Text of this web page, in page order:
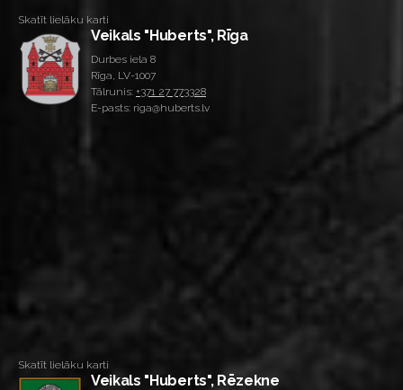
Skatīt lielāku karti
Veikals "Huberts", Rīga
Durbes iela 8
Rīga, LV-1007
Tālrunis: +371 27 773328
E-pasts: riga@huberts.lv
Skatīt lielāku karti
Veikals "Huberts", Rēzekne